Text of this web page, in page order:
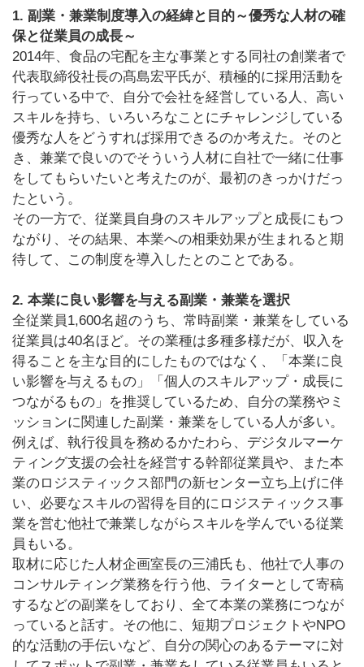
1. 副業・兼業制度導入の経緯と目的～優秀な人材の確
保と従業員の成長～
2014年、食品の宅配を主な事業とする同社の創業者で
代表取締役社長の髙島宏平氏が、積極的に採用活動を
行っている中で、自分で会社を経営している人、高い
スキルを持ち、いろいろなことにチャレンジしている
優秀な人をどうすれば採用できるのか考えた。そのと
き、兼業で良いのでそういう人材に自社で一緒に仕事
をしてもらいたいと考えたのが、最初のきっかけだっ
たという。
その一方で、従業員自身のスキルアップと成長にもつ
ながり、その結果、本業への相乗効果が生まれると期
待して、この制度を導入したとのことである。
2. 本業に良い影響を与える副業・兼業を選択
全従業員1,600名超のうち、常時副業・兼業をしている
従業員は40名ほど。その業種は多種多様だが、収入を
得ることを主な目的にしたものではなく、「本業に良
い影響を与えるもの」「個人のスキルアップ・成長に
つながるもの」を推奨しているため、自分の業務やミ
ッションに関連した副業・兼業をしている人が多い。
例えば、執行役員を務めるかたわら、デジタルマーケ
ティング支援の会社を経営する幹部従業員や、また本
業のロジスティックス部門の新センター立ち上げに伴
い、必要なスキルの習得を目的にロジスティックス事
業を営む他社で兼業しながらスキルを学んでいる従業
員もいる。
取材に応じた人材企画室長の三浦氏も、他社で人事の
コンサルティング業務を行う他、ライターとして寄稿
するなどの副業をしており、全て本業の業務につなが
っていると話す。その他に、短期プロジェクトやNPO
的な活動の手伝いなど、自分の関心のあるテーマに対